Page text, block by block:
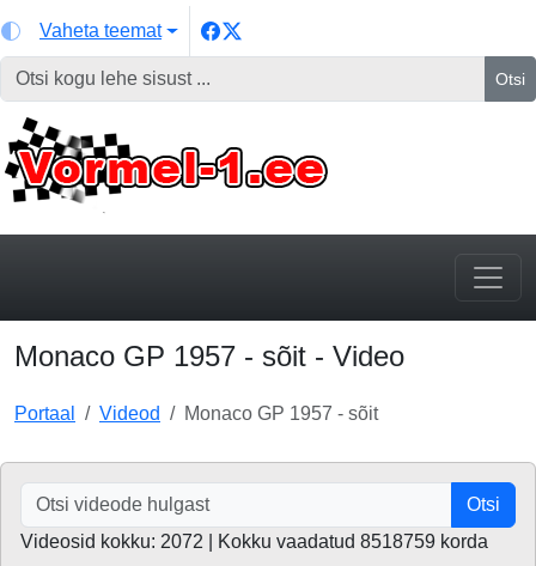
Vaheta teemat
Otsi
Monaco GP 1957 - sõit - Video
Portaal Videod Monaco GP 1957 - sõit
Otsi
Videosid kokku: 2072 | Kokku vaadatud 8518759 korda